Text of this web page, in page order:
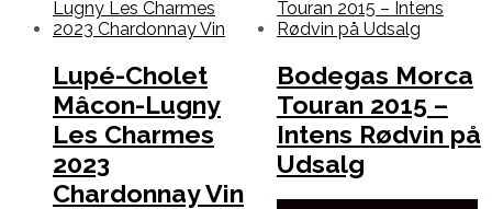
Lupé-Cholet
Mâcon-Lugny
Les Charmes
2023
Chardonnay Vin
Bodegas Morca
Touran 2015 –
Intens Rødvin på
Udsalg